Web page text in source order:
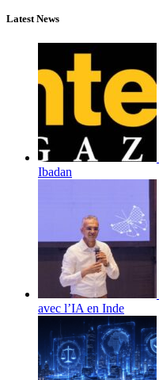
Latest News
Ibadan
avec l’IA en Inde